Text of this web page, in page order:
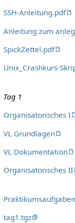
SSH-Anleitung.pdf
Anleitung zum
SpickZettel.pdf
Unix_Crashkurs-
Tag 1
Organisatorisches I
VL Grundlagen
VL Dokumentation
Organisatorisches II
tag1.tgz